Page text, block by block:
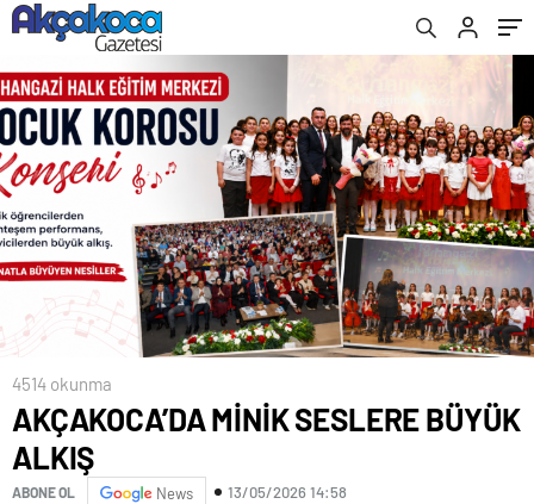
4514 okunma
AKÇAKOCA’DA MİNİK SESLERE BÜYÜK
ALKIŞ
ABONE OL News 13/05/2026 14:58